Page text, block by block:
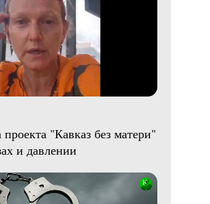
"Кавказ без матери"
и давлении